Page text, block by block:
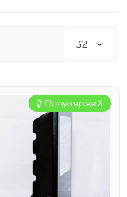
32
Популярний